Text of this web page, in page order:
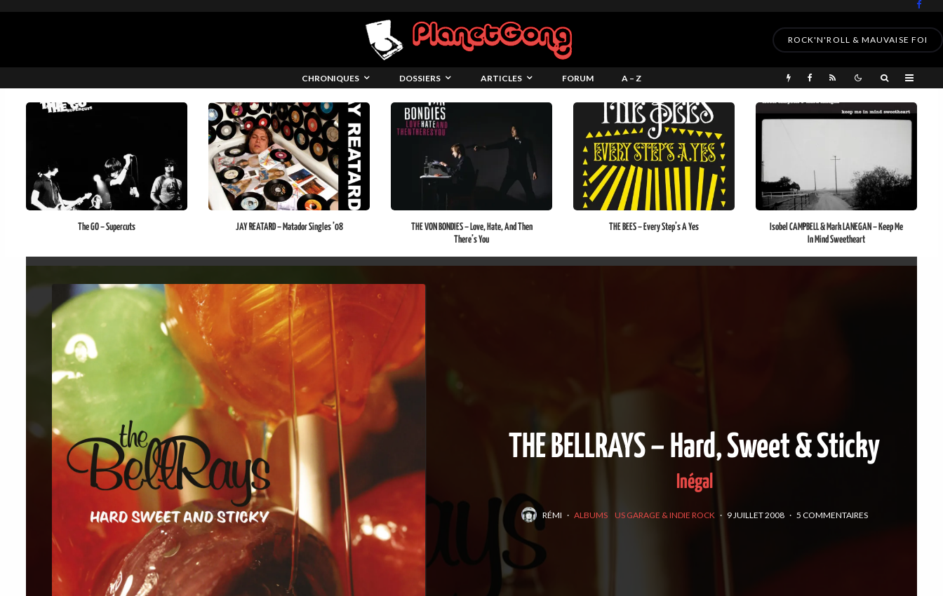
ROCK'N'ROLL & MAUVAISE FOI
CHRONIQUES DOSSIERS ARTICLES FORUM A – Z
The GO – Supercuts JAY REATARD – Matador Singles ’08
THE VON BONDIES – Love, Hate, And Then
There’s You
THE BEES – Every Step’s A Yes
Isobel CAMPBELL & Mark LANEGAN – Keep Me
In Mind Sweetheart
THE BELLRAYS – Hard, Sweet & Sticky
Inégal
RÉMI · ALBUMS US GARAGE & INDIE ROCK · 9 JUILLET 2008 · 5 COMMENTAIRES